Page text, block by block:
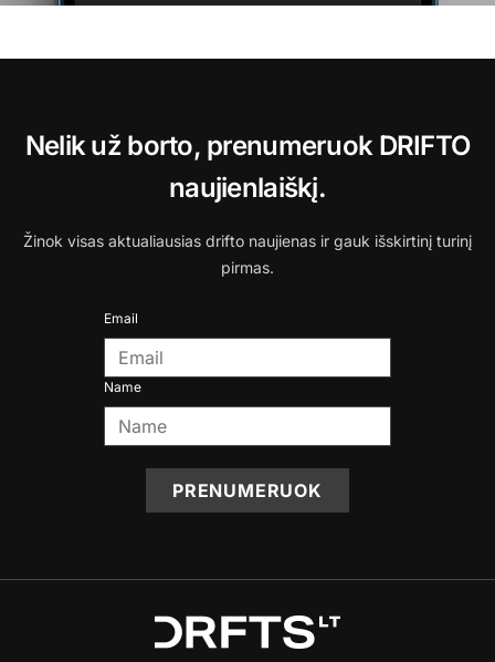
Nelik už borto, prenumeruok DRIFTO
naujienlaiškį.
Žinok visas aktualiausias drifto naujienas ir gauk išskirtinį turinį
pirmas.
Email
Name
PRENUMERUOK